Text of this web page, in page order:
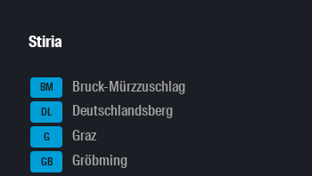
Stiria
BM Bruck-Mürzzuschlag
DL Deutschlandsberg
G Graz
GB
Gröbming